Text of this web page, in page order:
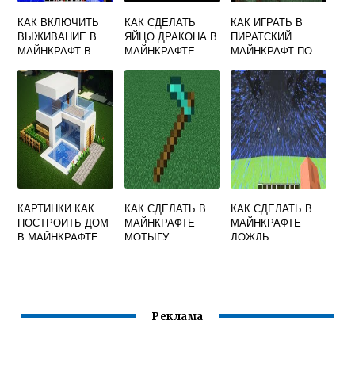
КАК ВКЛЮЧИТЬ
ВЫЖИВАНИЕ В
МАЙНКРАФТ В
КАК СДЕЛАТЬ
ЯЙЦО ДРАКОНА В
МАЙНКРАФТЕ
КАК ИГРАТЬ В
ПИРАТСКИЙ
МАЙНКРАФТ ПО
КАРТИНКИ КАК
ПОСТРОИТЬ ДОМ
В МАЙНКРАФТЕ
КАК СДЕЛАТЬ В
МАЙНКРАФТЕ
МОТЫГУ
КАК СДЕЛАТЬ В
МАЙНКРАФТЕ
ДОЖДЬ
Реклама